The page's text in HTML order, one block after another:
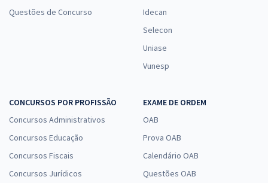
Questões de Concurso
Idecan
Selecon
Uniase
Vunesp
CONCURSOS POR PROFISSÃO
Concursos Administrativos
Concursos Educação
Concursos Fiscais
Concursos Jurídicos
EXAME DE ORDEM
OAB
Prova OAB
Calendário OAB
Questões OAB